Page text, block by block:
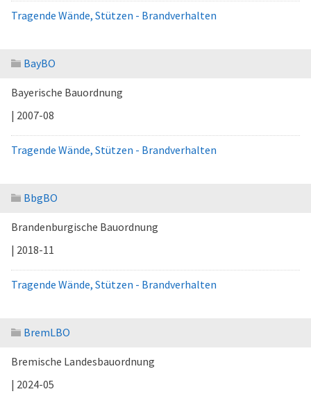
Tragende Wände, Stützen - Brandverhalten
BayBO
Bayerische Bauordnung
| 2007-08
Tragende Wände, Stützen - Brandverhalten
BbgBO
Brandenburgische Bauordnung
| 2018-11
Tragende Wände, Stützen - Brandverhalten
BremLBO
Bremische Landesbauordnung
| 2024-05